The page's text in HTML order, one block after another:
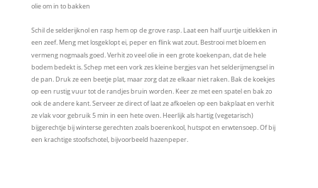
olie om in to bakken
Schil de selderijknol en rasp hem op de grove rasp. Laat een half uurtje uitlekken in
een zeef. Meng met losgeklopt ei, peper en flink wat zout. Bestrooi met bloem en
vermeng nogmaals goed. Verhit zo veel olie in een grote koekenpan, dat de hele
bodem bedekt is. Schep met een vork zes kleine bergjes van het selderijmengsel in
de pan. Druk ze een beetje plat, maar zorg dat ze elkaar niet raken. Bak de koekjes
op een rustig vuur tot de randjes bruin worden. Keer ze met een spatel en bak zo
ook de andere kant. Serveer ze direct of laat ze afkoelen op een bakplaat en verhit
ze vlak voor gebruik 5 min in een hete oven. Heerlijk als hartig (vegetarisch)
bijgerechtje bij winterse gerechten zoals boerenkool, hutspot en erwtensoep. Of bij
een krachtige stoofschotel, bijvoorbeeld hazenpeper.